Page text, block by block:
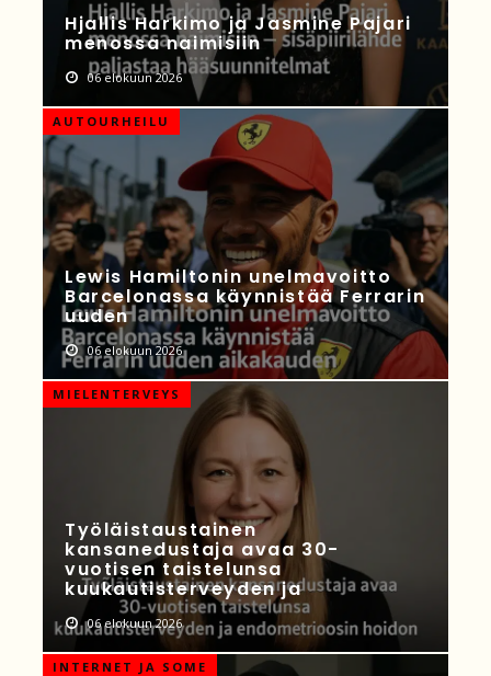
Hjallis Harkimo ja Jasmine Pajari
menossa naimisiin
06 elokuun 2026
AUTOURHEILU
Lewis Hamiltonin unelmavoitto
Barcelonassa käynnistää Ferrarin
uuden
06 elokuun 2026
MIELENTERVEYS
Työläistaustainen
kansanedustaja avaa 30-
vuotisen taistelunsa
kuukautisterveyden ja
06 elokuun 2026
INTERNET JA SOME